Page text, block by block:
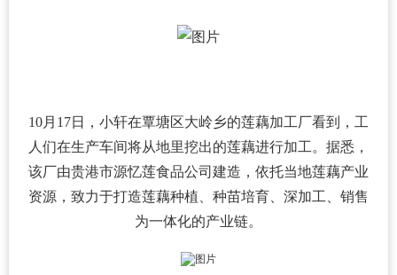
10月17日，小轩在覃塘区大岭乡的莲藕加工厂看到，工
人们在生产车间将从地里挖出的莲藕进行加工。据悉，
该厂由贵港市源忆莲食品公司建造，依托当地莲藕产业
资源，致力于打造莲藕种植、种苗培育、深加工、销售
为一体化的产业链。